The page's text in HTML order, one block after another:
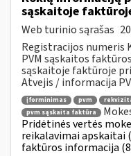
sąskaitoje
Web turinio sąrašas
Registracijos numeris
PVM sąskaitos
sąskaitoje faktūroje
Atvejis / informacija
įforminimas pvm
pvm sąskaita faktūra
Pridėtinės vertės
reikalavimai apskaitai
faktūros informacija